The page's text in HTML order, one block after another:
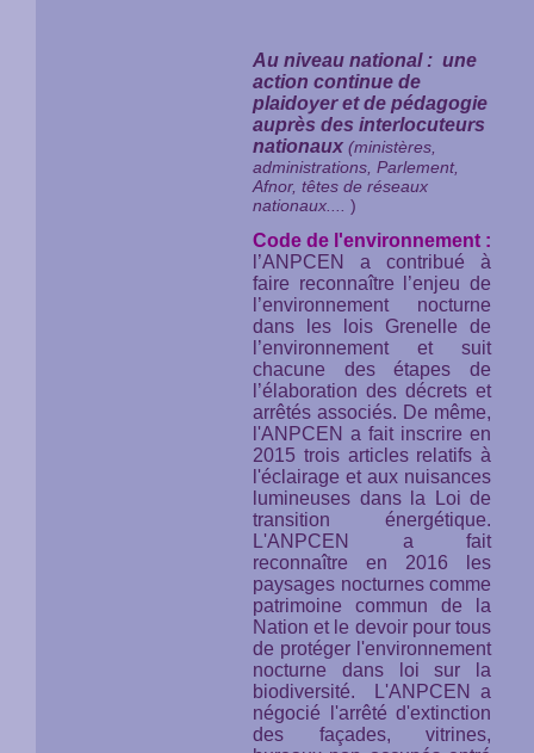
Au niveau national : une
action continue de
plaidoyer et de pédagogie
auprès des interlocuteurs
nationaux (ministères,
administrations, Parlement,
Afnor, têtes de réseaux
nationaux....
)
Code de l'environnement :
l’ANPCEN a contribué à
faire reconnaître l’enjeu de
l’environnement nocturne
dans les lois Grenelle de
l’environnement et suit
chacune des étapes de
l’élaboration des décrets et
arrêtés associés. De même,
l'ANPCEN a fait inscrire en
2015 trois articles relatifs à
l'éclairage et aux nuisances
lumineuses dans la Loi de
transition énergétique.
L'ANPCEN a fait
reconnaître en 2016 les
paysages nocturnes comme
patrimoine commun de la
Nation et le devoir pour tous
de protéger l'environnement
nocturne dans loi sur la
biodiversité.
L'ANPCEN a
négocié l'arrêté d'extinction
des façades, vitrines,